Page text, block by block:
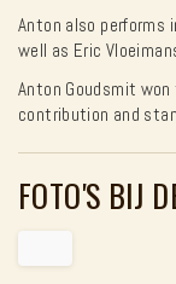
Anton also performs
well as Eric
Anton Goudsmit
contribution and
FOTO'S BIJ